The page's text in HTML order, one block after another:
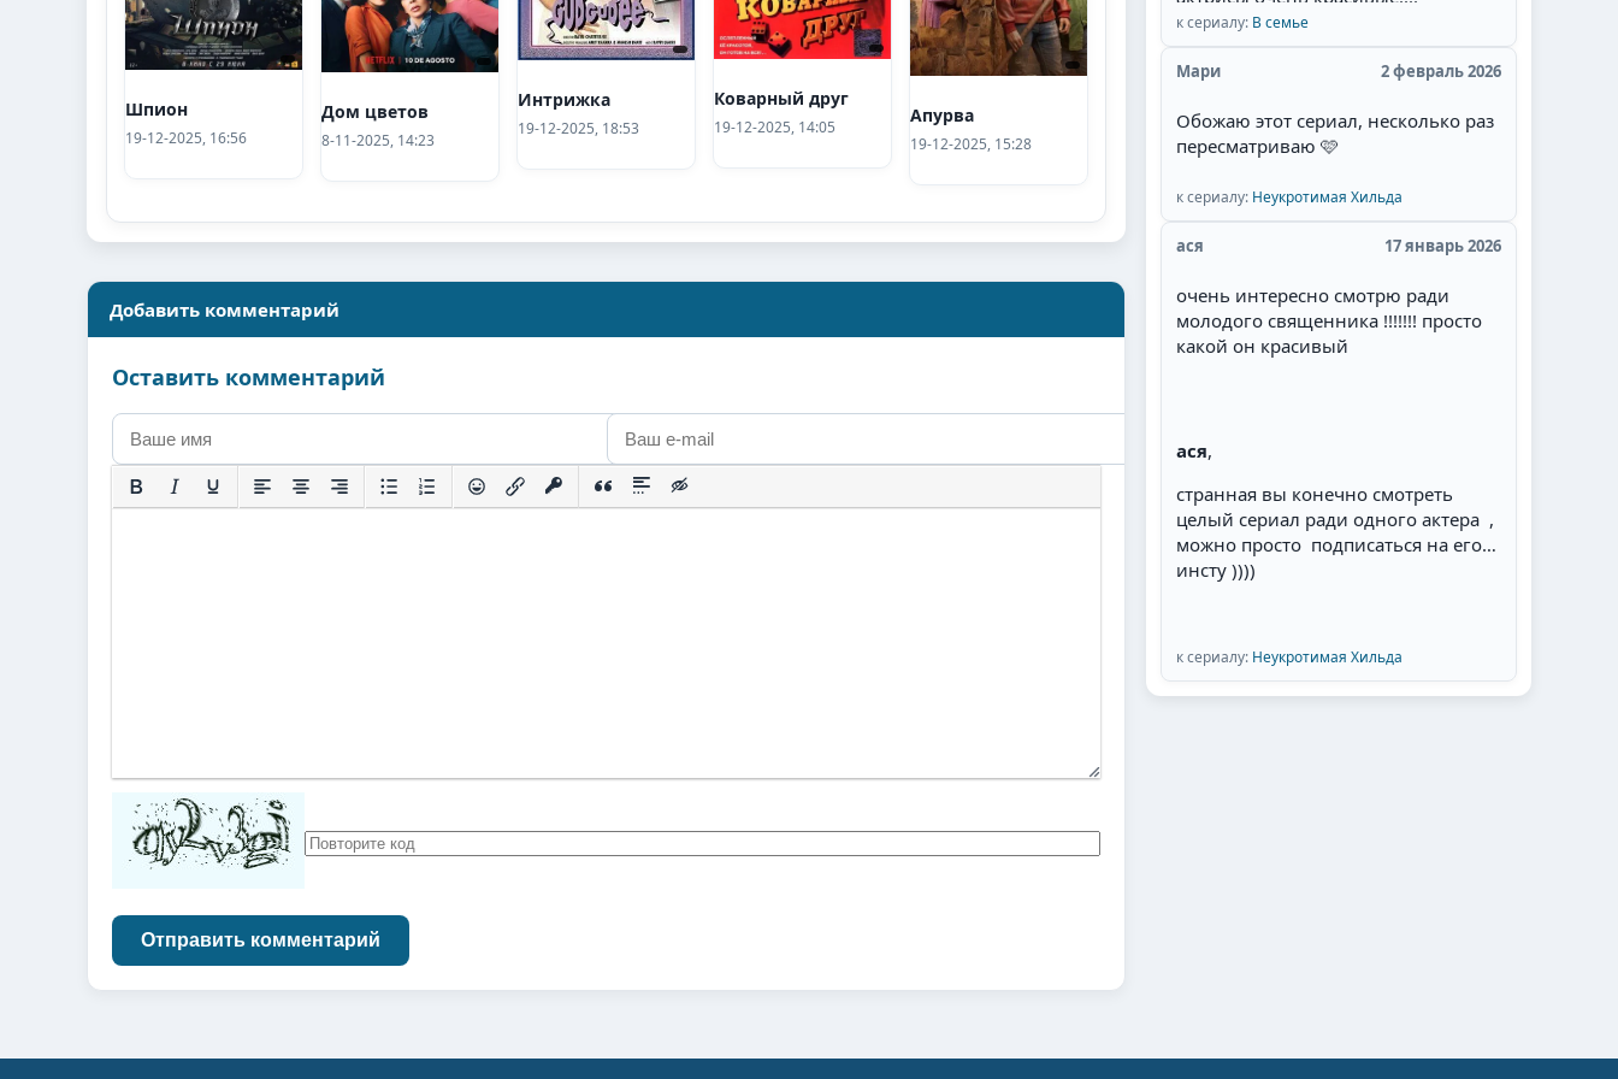
Шпион
19-12-2025, 16:56
Дом цветов
8-11-2025, 14:23
Интрижка
19-12-2025, 18:53
Коварный друг
19-12-2025, 14:05
Апурва
19-12-2025, 15:28
Добавить комментарий
Оставить комментарий
Отправить комментарий
к сериалу: В семье
Мари 2 февраль 2026
Обожаю этот сериал, несколько раз
пересматриваю 🩷
к сериалу: Неукротимая Хильда
ася 17 январь 2026
очень интересно смотрю ради
молодого священника !!!!!!! просто
какой он красивый
ася,
странная вы конечно смотреть
целый сериал ради одного актера ,
можно просто подписаться на его
инсту ))))
к сериалу: Неукротимая Хильда